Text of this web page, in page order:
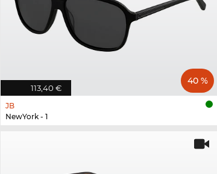
113,40 €
40 %
JB
NewYork - 1